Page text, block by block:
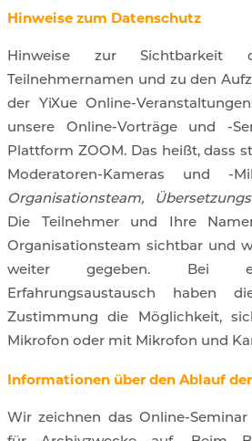
Hinweise zum Datenschutz
Hinweise zur Sichtbarkeit
Teilnehmernamen und zu den
der YiXue Online-
unsere Online-Vorträge und -
Plattform ZOOM. Das heißt, dass
Moderatoren-Kameras und -
Organisationsteam,
Die Teilnehmer und Ihre
Organisationsteam sichtbar und
weiter gegeben. Bei
Erfahrungsaustausch haben
Zustimmung die Möglichkeit,
Mikrofon oder mit Mikrofon und
Informationen über den Ablauf
Wir zeichnen das Online-